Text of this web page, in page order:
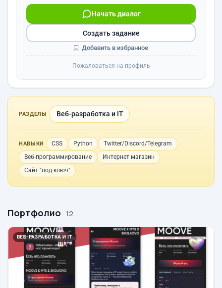
Начать диалог
Создать задание
Добавить в избранное
Пожаловаться на профиль
РАЗДЕЛЫ Веб-разработка и IT
НАВЫКИ CSS Python
Twitter/Discord/Telegram
Веб-программирование
Интернет магазин
Сайт "под ключ"
Портфолио · 12
ВЕБ-РАЗРАБОТКА И IT